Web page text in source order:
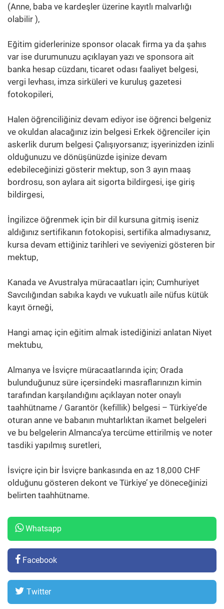
(Anne, baba ve kardeşler üzerine kayıtlı malvarlığı
olabilir ),
Eğitim giderlerinize sponsor olacak firma ya da şahıs
var ise durumunuzu açıklayan yazı ve sponsora ait
banka hesap cüzdanı, ticaret odası faaliyet belgesi,
vergi levhası, imza sirküleri ve kuruluş gazetesi
fotokopileri,
Halen öğrenciliğiniz devam ediyor ise öğrenci belgeniz
ve okuldan alacağınız izin belgesi Erkek öğrenciler için
askerlik durum belgesi Çalışıyorsanız; işyerinizden izinli
olduğunuzu ve dönüşünüzde işinize devam
edebileceğinizi gösterir mektup, son 3 ayın maaş
bordrosu, son aylara ait sigorta bildirgesi, işe giriş
bildirgesi,
İngilizce öğrenmek için bir dil kursuna gitmiş iseniz
aldığınız sertifikanın fotokopisi, sertifika almadıysanız,
kursa devam ettiğiniz tarihleri ve seviyenizi gösteren bir
mektup,
Kanada ve Avustralya müracaatları için; Cumhuriyet
Savcılığından sabıka kaydı ve vukuatlı aile nüfus kütük
kayıt örneği,
Hangi amaç için eğitim almak istediğinizi anlatan Niyet
mektubu,
Almanya ve İsviçre müracaatlarında için; Orada
bulunduğunuz süre içersindeki masraflarınızın kimin
tarafından karşılandığını açıklayan noter onaylı
taahhütname / Garantör (kefillik) belgesi – Türkiye’de
oturan anne ve babanın muhtarlıktan ikamet belgeleri
ve bu belgelerin Almanca’ya tercüme ettirilmiş ve noter
tasdiki yapılmış suretleri,
İsviçre için bir İsviçre bankasında en az 18,000 CHF
olduğunu gösteren dekont ve Türkiye’ ye döneceğinizi
belirten taahhütname.
Whatsapp
Facebook
Twitter